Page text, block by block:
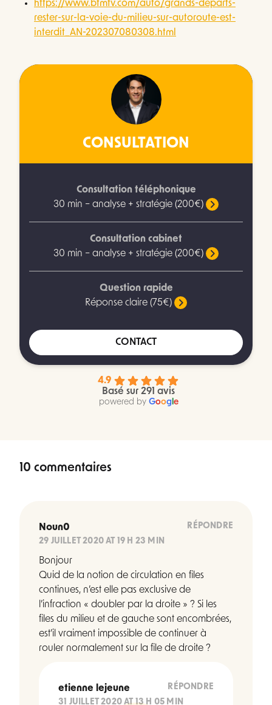
https://www.bfmtv.com/auto/grands-departs-
rester-sur-la-voie-du-milieu-sur-autoroute-est-
interdit_AN-202307080308.html
CONSULTATION
Consultation téléphonique
30 min – analyse + stratégie (200€)
Consultation cabinet
30 min – analyse + stratégie (200€)
Question rapide
Réponse claire (75€)
CONTACT
4.9
Basé sur 291 avis
powered by Google
10 commentaires
Noun0
29 JUILLET 2020 AT 19 H 23 MIN
RÉPONDRE
Bonjour
Quid de la notion de circulation en files
continues, n’est elle pas exclusive de
l’infraction « doubler par la droite » ? Si les
files du milieu et de gauche sont encombrées,
est’il vraiment impossible de continuer à
rouler normalement sur la file de droite ?
etienne lejeune
31 JUILLET 2020 AT 13 H 05 MIN
RÉPONDRE